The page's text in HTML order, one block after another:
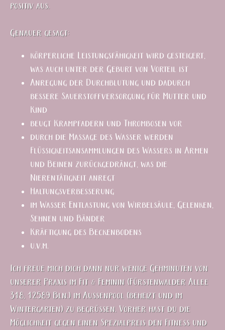
positiv aus.
Genauer gesagt:
körperliche Leistungsfähigkeit wird gesteigert,
was auch unter der Geburt von Vorteil ist
Anregung der Durchblutung und dadurch
bessere Sauerstoffversorgung für Mutter und
Kind
beugt Krampfadern und Thrombosen vor
durch die Massage des Wasser werden
Flüssigkeitsansammlungen des Wassers in Armen
und Beinen zurückgedrängt, was die
Nierentätigkeit anregt
Haltungsverbesserung
im Wasser Entlastung von Wirbelsäule, Gelenken,
Sehnen und Bänder
Kräftigung des Beckenbodens
u.v.m.
Ich freue mich dich dann nur wenige Gehminuten von
unserer Praxis im Fit & Feminin (Fürstenwalder Allee
318, 12589 Bln.) im Außenpool (beheizt und im
Wintergarten) zu begrüßen. Vorher hast du die
Möglichkeit gegen einen Spezialpreis den Fitness und